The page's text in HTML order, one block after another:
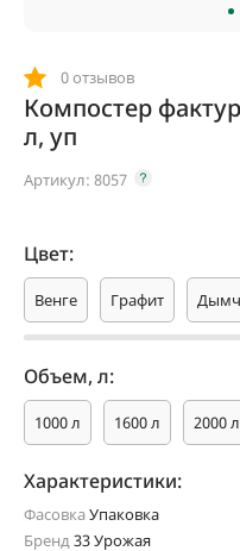
0 отзывов
Компостер
л, уп
Артикул: 8057
Цвет:
Венге Графит
Объем, л:
1000 л 1600 л 2000 л
Характеристики:
ФасовкаУпаковка
Бренд33 Урожая